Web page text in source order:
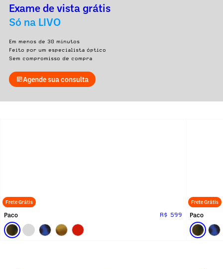
Exame de vista grátis
Só na LIVO
Em menos de 30 minutos
Feito por um especialista óptico
Sem compromisso de compra
Agende sua consulta
Frete Grátis
Paco R$ 599
Frete Grátis
Paco